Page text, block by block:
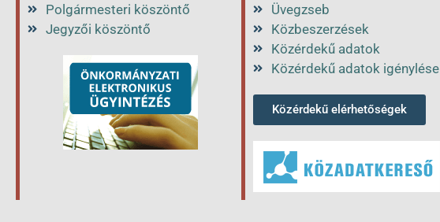
Polgármesteri köszöntő
Jegyzői köszöntő
Üvegzseb
Közbeszerzések
Közérdekű adatok
Közérdekű adatok igénylése
Közérdekű elérhetőségek